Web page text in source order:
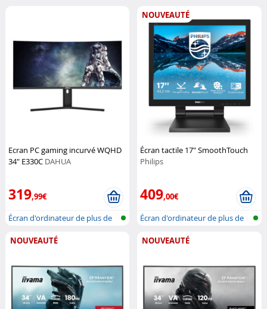
Ecran PC gaming incurvé WQHD
34" E330C DAHUA
319,99€
Écran d'ordinateur de plus de
NOUVEAUTÉ
Écran tactile 17" SmoothTouch
Philips
409,00€
Écran d'ordinateur de plus de
NOUVEAUTÉ NOUVEAUTÉ